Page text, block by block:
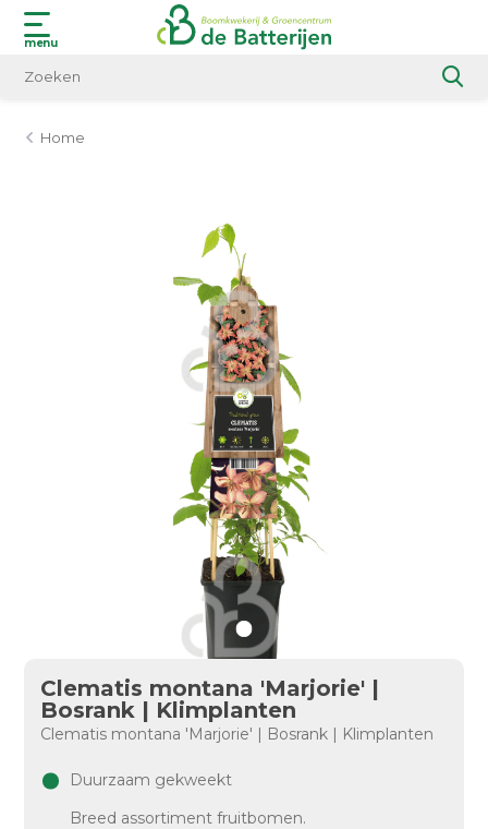
menu
Home
Clematis montana 'Marjorie' |
Bosrank | Klimplanten
Clematis montana 'Marjorie' | Bosrank | Klimplanten
Duurzaam gekweekt
Breed assortiment fruitbomen.